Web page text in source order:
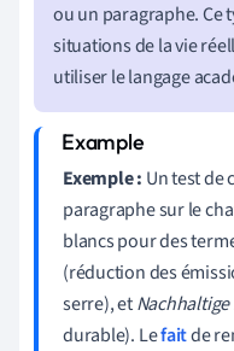
ou un paragraphe. Ce
situations de la vie
utiliser le langage
Exemple : Un test de
paragraphe sur le
blancs pour des
(réduction des
serre), et
durable). Lefaitde